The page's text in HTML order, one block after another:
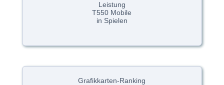
Leistung
T550 Mobile
in Spielen
Grafikkarten-Ranking